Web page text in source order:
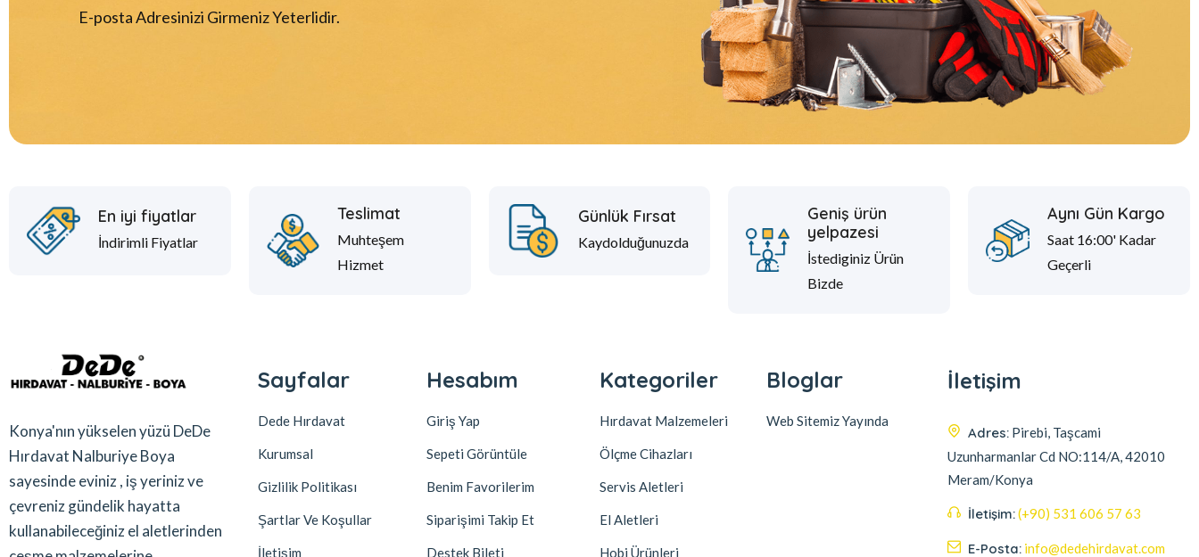
E-posta Adresinizi Girmeniz Yeterlidir.
En iyi fiyatlar
İndirimli Fiyatlar
Teslimat
Muhteşem
Hizmet
Günlük Fırsat
Kaydolduğunuzda
Geniş ürün
yelpazesi
İstediginiz Ürün
Bizde
Aynı Gün Kargo
Saat 16:00' Kadar
Geçerli
Konya'nın yükselen yüzü DeDe
Hırdavat Nalburiye Boya
sayesinde eviniz , iş yeriniz ve
çevreniz gündelik hayatta
kullanabileceğiniz el aletlerinden
Sayfalar
Dede Hırdavat
Kurumsal
Gizlilik Politikası
Şartlar Ve Koşullar
İletişim
Hesabım
Giriş Yap
Sepeti Görüntüle
Benim Favorilerim
Siparişimi Takip Et
Destek Bileti
Kategoriler
Hırdavat Malzemeleri
Ölçme Cihazları
Servis Aletleri
El Aletleri
Hobi Ürünleri
Bloglar
Web Sitemiz Yayında
İletişim
Adres: Pirebi, Taşcami
Uzunharmanlar Cd NO:114/A, 42010
Meram/Konya
İletişim:(+90) 531 606 57 63
E-Posta: info@dedehirdavat.com